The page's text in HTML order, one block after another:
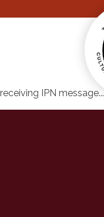
receiving IPN message...